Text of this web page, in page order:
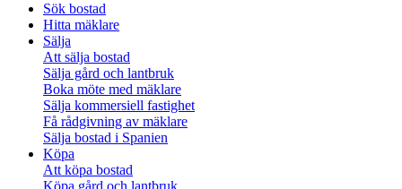
Sök bostad
Hitta mäklare
Sälja
Att sälja bostad
Sälja gård och lantbruk
Boka möte med mäklare
Sälja kommersiell fastighet
Få rådgivning av mäklare
Sälja bostad i Spanien
Köpa
Att köpa bostad
Köpa gård och lantbruk